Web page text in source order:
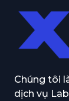
Chúng tôi
dịch vụ